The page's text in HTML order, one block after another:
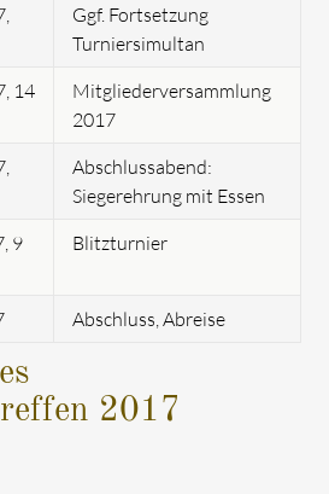
Ggf. Fortsetzung
Turniersimultan
14
Mitgliederversammlung
2017
Abschlussabend:
Siegerehrung mit Essen
9
Blitzturnier
Abschluss, Abreise
2017